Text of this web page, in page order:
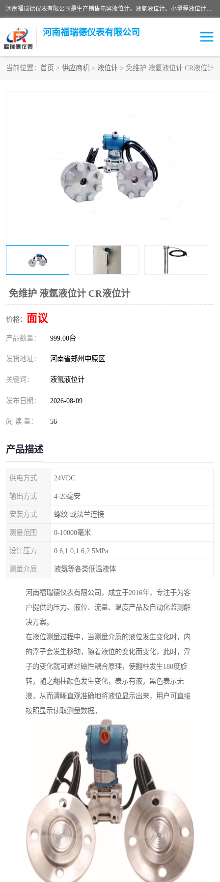
河南福瑞德仪表有限公司是生产销售电容液位计、液氨液位计、小量程液位计定制、智能锅炉水位计、液氮液位计等；并在产品开发、研制的过程中，吸取国内外仪器仪表的技术精华，建立了一支高、精、尖的科研开发队伍，使产品性能不断升级。
河南福瑞德仪表有限公司
当前位置： 首页 > 供应商机 > 液位计 > 免维护 液氩液位计 CR液位计
免维护 液氩液位计 CR液位计
价格： 面议
产品数量： 999.00台
发货地址： 河南省郑州中原区
关键词： 液氩液位计
发布日期： 2026-08-09
阅 读 量： 56
产品描述
供电方式 24VDC
输出方式 4-20毫安
安装方式 螺纹 或法兰连接
测量范围 0-10000毫米
设计压力 0.6,1.0,1.6,2.5MPa
测量介质 液氨等各类低温液体
河南福瑞德仪表有限公司，成立于2016年，专注于为客
户提供的压力、液位、流量、温度产品及自动化监测解
决方案。
在液位测量过程中，当测量介质的液位发生变化时，内
的浮子会发生移动，随着液位的变化而变化，此时，浮
子的变化就可通过磁性耦合原理，使翻柱发生180度旋
转，随之翻柱颜色发生变化，表示有液，黑色表示无
液，从而清晰直观准确地将液位显示出来，用户可直接
按照显示读取测量数据。
液氮液位计
液位计传感器定制
物位计
智能锅炉水位计